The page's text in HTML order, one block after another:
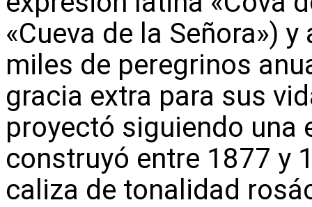
«Cueva de la Señora»)
miles de peregrinos
gracia extra para sus
proyectó siguiendo una
construyó entre 1877 y
caliza de tonalidad